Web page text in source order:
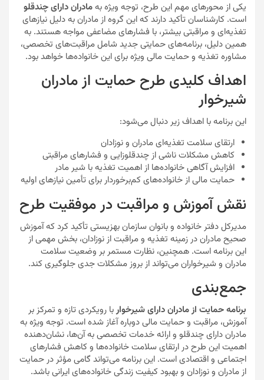
یکی از محورهای مهم این طرح، توجه ویژه بهمادران دارای چندقلو
است. کارشناسان تأکید دارند که این گروه از مادران به دلیل نیازهای
تغذیه‌ای و مراقبتی بیشتر، با فشارهای مضاعفی مواجه هستند. به
همین دلیل، برنامه‌های حمایتی جدید شامل مراقبت‌های تخصصی،
مشاوره تغذیه و حمایت مالی ویژه برای این خانواده‌ها خواهد بود.
اهداف کلیدی طرح حمایت از مادران
شیرخوار
این برنامه با اهداف زیر دنبال می‌شود:
ارتقای سلامت تغذیه‌ای مادران و نوزادان
کاهش مشکلات ناشی از چندقلوزایی و فشارهای مراقبتی
افزایش آگاهی خانواده‌ها از اهمیت تغذیه با شیر مادر
حمایت مالی از خانواده‌های کم‌برخوردار برای تأمین نیازهای اولیه
نقش آموزش و مراقبت در موفقیت طرح
مدیرکل دفتر خانواده و بانوان سازمان بهزیستی تأکید کرد که آموزش
صحیح مادران در زمینه تغذیه و مراقبت از نوزادان، بخش مهمی از
این برنامه است. همچنین، نظارت مستمر بر وضعیت سلامت
مادران و شیرخواران می‌تواند از بروز مشکلات جدی جلوگیری کند.
جمع‌بندی
برنامه حمایت از مادران دارای شیرخواربا رویکردی تازه و تمرکز بر
آموزش، مراقبت و حمایت مالی دوباره آغاز شده است. توجه ویژه به
مادران دارای چندقلو و ارائه خدمات تخصصی به آن‌ها، نشان‌دهنده
اهمیت این طرح در ارتقای سلامت خانواده‌ها و کاهش فشارهای
اجتماعی و اقتصادی است. این برنامه می‌تواند گامی مؤثر در حمایت
از مادران و نوزادان و بهبود کیفیت زندگی خانواده‌های ایرانی باشد.